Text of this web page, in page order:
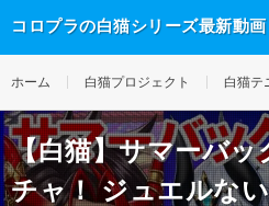
コロプラの白猫シリーズ最新動
ホーム 白猫プロジェクト 白猫テ
【白猫】サマーバッ
チャ！ ジュエルな